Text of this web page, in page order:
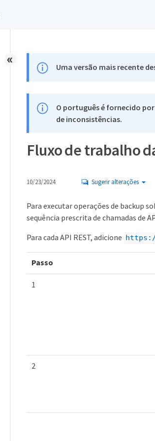
Uma versão mais recente
O português é fornecido
de inconsistências.
Fluxo de trabalho
10/23/2024 Sugerir alterações
Para executar operações de backup
sequência prescrita de chamadas de
Para cada API REST, adicione
Passo
1
2